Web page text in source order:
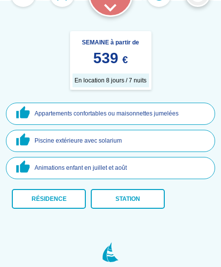
SEMAINE à partir de
539 €
En location 8 jours / 7 nuits
Appartements confortables ou maisonnettes jumelées
Piscine extérieure avec solarium
Animations enfant en juillet et août
RÉSIDENCE STATION